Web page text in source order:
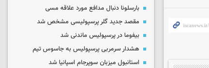
بارسلونا دنبال مدافع مورد علاقه مسی
مقصد جدید گلر پرسپولیسی مشخص شد
بیفوما در پرسپولیس ماندنی شد
هشدار سرمربی پرسپولیس به جاسوس تیم
استانبول میزبان سوپرجام اسپانیا شد